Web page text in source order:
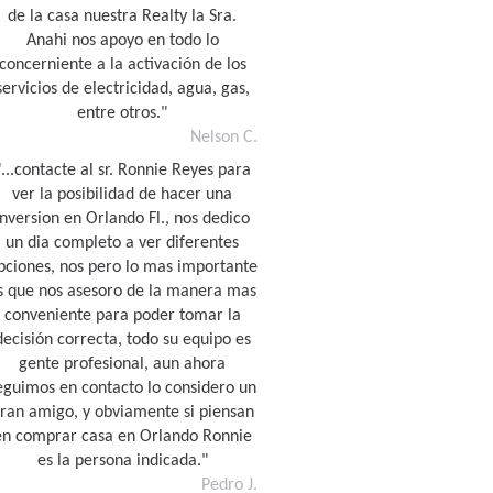
de la casa nuestra Realty la Sra.
Anahi nos apoyo en todo lo
concerniente a la activación de los
de electricidad, agua, gas,
entre otros."
Nelson C.
al sr. Ronnie Reyes para
ver la posibilidad de hacer una
en Orlando Fl., nos dedico
un dia completo a ver diferentes
nos pero lo mas importante
que nos asesoro de la manera mas
conveniente para poder tomar la
correcta, todo su equipo es
gente profesional, aun ahora
en contacto lo considero un
amigo, y obviamente si piensan
comprar casa en Orlando Ronnie
es la persona indicada."
Pedro J.